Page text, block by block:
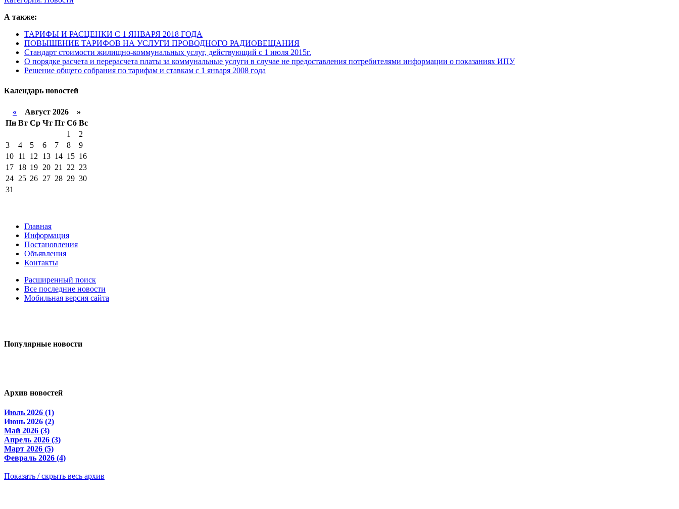
А также:
ТАРИФЫ И РАСЦЕНКИ С 1 ЯНВАРЯ 2018 ГОДА
ПОВЫШЕНИЕ ТАРИФОВ НА УСЛУГИ ПРОВОДНОГО РАДИОВЕЩАНИЯ
Стандарт стоимости жилищно-коммунальных услуг, действующий с 1 июля 2015г.
О порядке расчета и перерасчета платы за коммунальные услуги в случае не предоставления потребителями информации о показаниях ИПУ
Решение общего собрания по тарифам и ставкам с 1 января 2008 года
Календарь новостей
« Август 2026 »
Пн Вт Ср Чт Пт Сб Вс
1
2
3
4 5 6 7 8
9
10 11 12 13 14 15 16
17 18 19 20 21 22 23
24 25 26 27 28 29 30
31
Главная
Информация
Постановления
Объявления
Контакты
Расширенный поиск
Все последние новости
Мобильная версия сайта
Популярные новости
Архив новостей
Июль 2026 (1)
Июнь 2026 (2)
Май 2026 (3)
Апрель 2026 (3)
Март 2026 (5)
Февраль 2026 (4)
Показать / скрыть весь архив